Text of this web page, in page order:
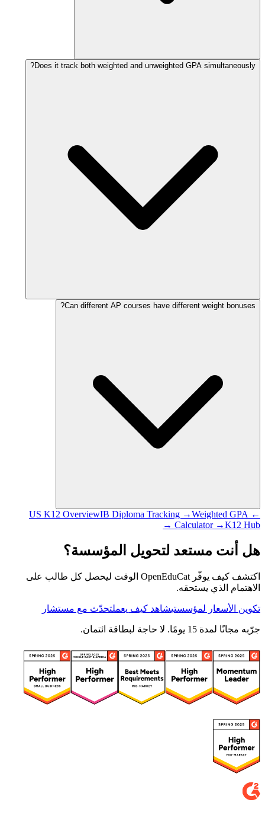
Does it track both weighted and unweighted GPA simultaneously?
Can different AP courses have different weight bonuses?
← US K12 Overview
IB Diploma Tracking →Weighted GPA
Calculator →K12 Hub →
هل أنت مستعد لتحويل المؤسسة؟
اكتشف كيف يوفّر OpenEduCat الوقت ليحصل كل طالب على
الاهتمام الذي يستحقه.
تكوين الأسعار لمؤسستيشاهد كيف يعملتحدّث مع مستشار
جرّبه مجانًا لمدة 15 يومًا. لا حاجة لبطاقة ائتمان.